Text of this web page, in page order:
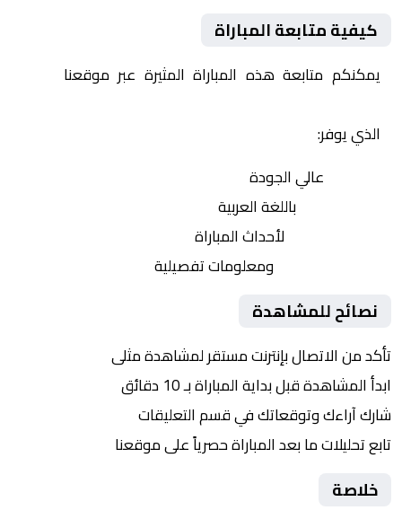
كيفية متابعة المباراة
يمكنكم متابعة هذه المباراة المثيرة عبر موقعنا
الذي يوفر:
عالي الجودة
باللغة العربية
لأحداث المباراة
ومعلومات تفصيلية
نصائح للمشاهدة
تأكد من الاتصال بإنترنت مستقر لمشاهدة مثلى
ابدأ المشاهدة قبل بداية المباراة بـ 10 دقائق
شارك آراءك وتوقعاتك في قسم التعليقات
تابع تحليلات ما بعد المباراة حصرياً على موقعنا
خلاصة